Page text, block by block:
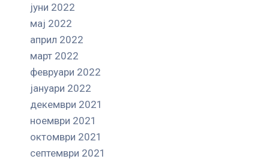
јуни 2022
мај 2022
април 2022
март 2022
февруари 2022
јануари 2022
декември 2021
ноември 2021
октомври 2021
септември 2021